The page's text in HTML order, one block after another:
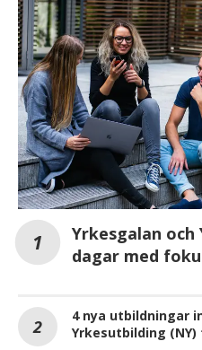
Yrkesgalan och
dagar med
4 nya utbildningar
Yrkesutbilding (NY)